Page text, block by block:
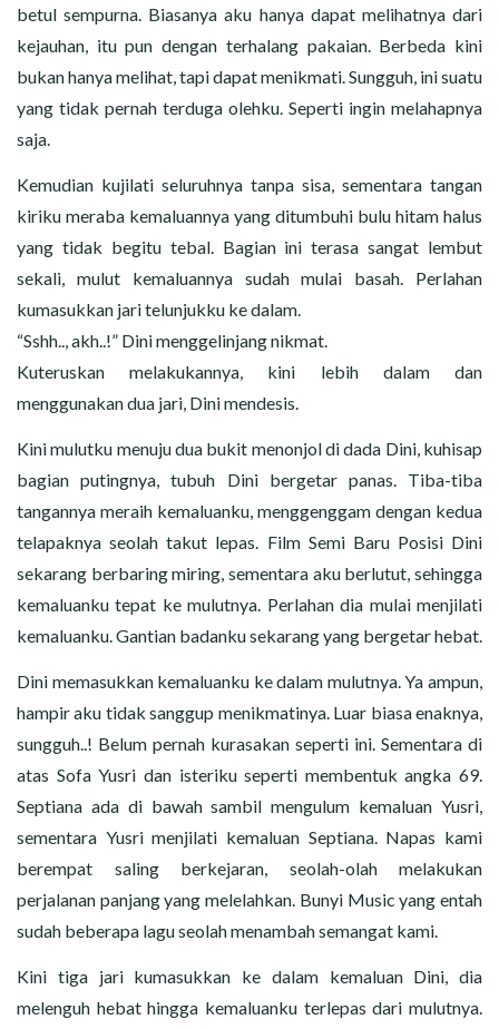
betul sempurna. Biasanya aku hanya dapat melihatnya dari
kejauhan, itu pun dengan terhalang pakaian. Berbeda kini
bukan hanya melihat, tapi dapat menikmati. Sungguh, ini suatu
yang tidak pernah terduga olehku. Seperti ingin melahapnya
saja.
Kemudian kujilati seluruhnya tanpa sisa, sementara tangan
kiriku meraba kemaluannya yang ditumbuhi bulu hitam halus
yang tidak begitu tebal. Bagian ini terasa sangat lembut
sekali, mulut kemaluannya sudah mulai basah. Perlahan
kumasukkan jari telunjukku ke dalam.
“Sshh.., akh..!” Dini menggelinjang nikmat.
Kuteruskan melakukannya, kini lebih dalam dan
menggunakan dua jari, Dini mendesis.
Kini mulutku menuju dua bukit menonjol di dada Dini, kuhisap
bagian putingnya, tubuh Dini bergetar panas. Tiba-tiba
tangannya meraih kemaluanku, menggenggam dengan kedua
telapaknya seolah takut lepas. Film Semi Baru Posisi Dini
sekarang berbaring miring, sementara aku berlutut, sehingga
kemaluanku tepat ke mulutnya. Perlahan dia mulai menjilati
kemaluanku. Gantian badanku sekarang yang bergetar hebat.
Dini memasukkan kemaluanku ke dalam mulutnya. Ya ampun,
hampir aku tidak sanggup menikmatinya. Luar biasa enaknya,
sungguh..! Belum pernah kurasakan seperti ini. Sementara di
atas Sofa Yusri dan isteriku seperti membentuk angka 69.
Septiana ada di bawah sambil mengulum kemaluan Yusri,
sementara Yusri menjilati kemaluan Septiana. Napas kami
berempat saling berkejaran, seolah-olah melakukan
perjalanan panjang yang melelahkan. Bunyi Music yang entah
sudah beberapa lagu seolah menambah semangat kami.
Kini tiga jari kumasukkan ke dalam kemaluan Dini, dia
melenguh hebat hingga kemaluanku terlepas dari mulutnya.